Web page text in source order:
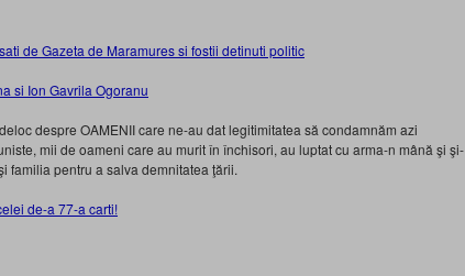
de Gazeta de Maramures si fostii detinuti politic
despre OAMENII care ne-au dat legitimitatea să condamnăm azi
mii de oameni care au murit în închisori, au luptat cu arma-n mână şi şi-
familia pentru a salva demnitatea ţării.
de-a 77-a carti!